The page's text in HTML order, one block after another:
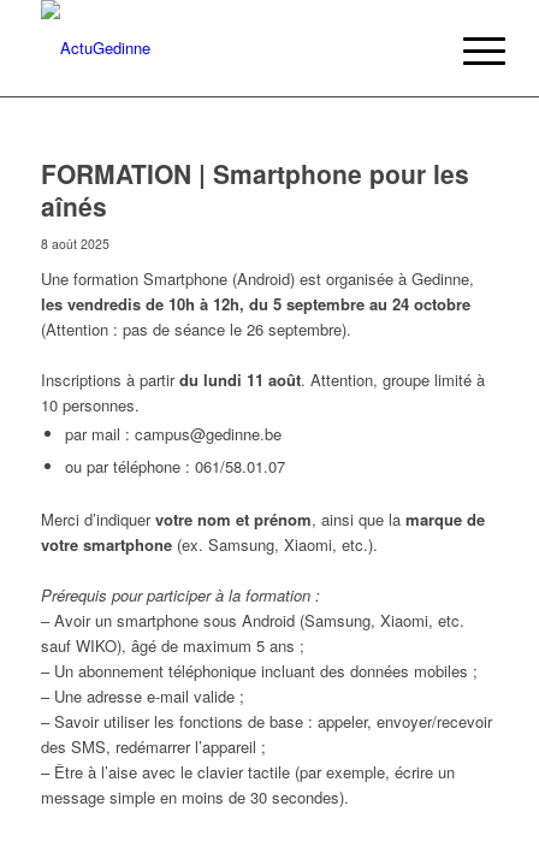
FORMATION | Smartphone pour les
aînés
8 août 2025
Une formation Smartphone (Android) est organisée à Gedinne,
les vendredis de 10h à 12h, du 5 septembre au 24 octobre
(Attention : pas de séance le 26 septembre).
Inscriptions à partirdu lundi 11 août. Attention, groupe limité à
10 personnes.
par mail : campus@gedinne.be
ou par téléphone : 061/58.01.07
Merci d’indiquervotre nom et prénom, ainsi que la marque de
votre smartphone(ex. Samsung, Xiaomi, etc.).
Prérequis pour participer à la formation :
– Avoir un smartphone sous Android (Samsung, Xiaomi, etc.
sauf WIKO), âgé de maximum 5 ans ;
– Un abonnement téléphonique incluant des données mobiles ;
– Une adresse e-mail valide ;
– Savoir utiliser les fonctions de base : appeler, envoyer/recevoir
des SMS, redémarrer l’appareil ;
– Être à l’aise avec le clavier tactile (par exemple, écrire un
message simple en moins de 30 secondes).